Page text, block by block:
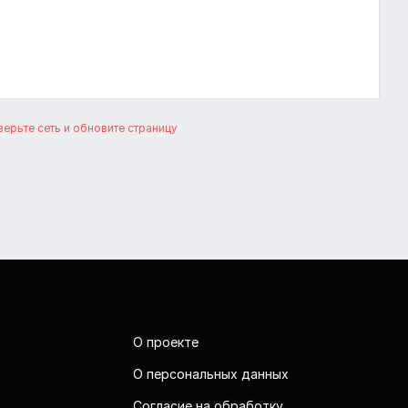
сеть и обновите страницу
О проекте
О персональных данных